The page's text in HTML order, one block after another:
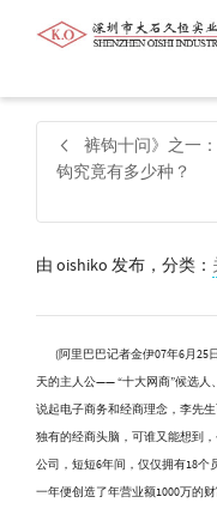
帮我查找新的
裤钩十问》之一
钩究竟有多少种？
由 oishiko 发布，分类：
(阿里巴巴记者金伊07年6月25
天的主人公—— “十大网商”候选人
说起电子商务和经商理念，李先
独有的经商头脑，可谁又能想到
公司，短短6年间，仅仅拥有18个
一年便创造了年营业额1000万的财